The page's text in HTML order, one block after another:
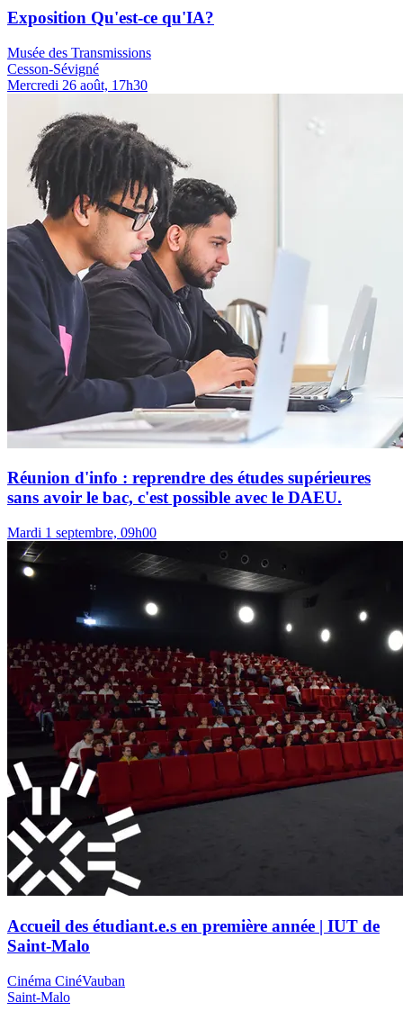
Exposition Qu'est-ce qu'IA?
Musée des Transmissions
Cesson-Sévigné
Mercredi 26 août, 17h30
Réunion d'info : reprendre des études supérieures
sans avoir le bac, c'est possible avec le DAEU.
Mardi 1 septembre, 09h00
Accueil des étudiant.e.s en première année | IUT de
Saint-Malo
Cinéma CinéVauban
Saint-Malo